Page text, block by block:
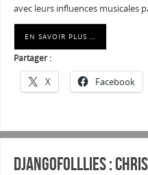
avec leurs influences musicales
EN SAVOIR PLUS …
Partager :
X Facebook
Djangofolllies :